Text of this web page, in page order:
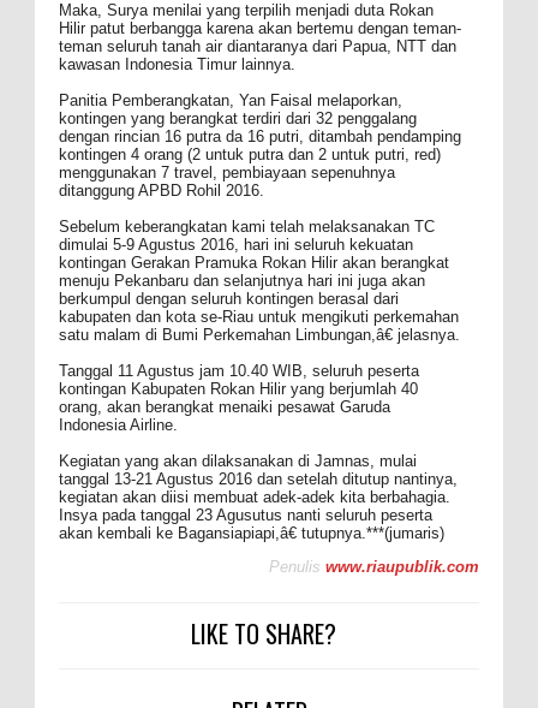
Maka, Surya menilai yang terpilih menjadi duta Rokan
Hilir patut berbangga karena akan bertemu dengan teman-
teman seluruh tanah air diantaranya dari Papua, NTT dan
kawasan Indonesia Timur lainnya.
Panitia Pemberangkatan, Yan Faisal melaporkan,
kontingen yang berangkat terdiri dari 32 penggalang
dengan rincian 16 putra da 16 putri, ditambah pendamping
kontingen 4 orang (2 untuk putra dan 2 untuk putri, red)
menggunakan 7 travel, pembiayaan sepenuhnya
ditanggung APBD Rohil 2016.
Sebelum keberangkatan kami telah melaksanakan TC
dimulai 5-9 Agustus 2016, hari ini seluruh kekuatan
kontingan Gerakan Pramuka Rokan Hilir akan berangkat
menuju Pekanbaru dan selanjutnya hari ini juga akan
berkumpul dengan seluruh kontingen berasal dari
kabupaten dan kota se-Riau untuk mengikuti perkemahan
satu malam di Bumi Perkemahan Limbungan,â€ jelasnya.
Tanggal 11 Agustus jam 10.40 WIB, seluruh peserta
kontingan Kabupaten Rokan Hilir yang berjumlah 40
orang, akan berangkat menaiki pesawat Garuda
Indonesia Airline.
Kegiatan yang akan dilaksanakan di Jamnas, mulai
tanggal 13-21 Agustus 2016 dan setelah ditutup nantinya,
kegiatan akan diisi membuat adek-adek kita berbahagia.
Insya pada tanggal 23 Agusutus nanti seluruh peserta
akan kembali ke Bagansiapiapi,â€ tutupnya.***(jumaris)
Penulis www.riaupublik.com
LIKE TO SHARE?